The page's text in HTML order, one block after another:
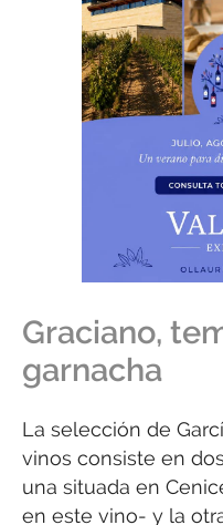
Graciano,
garnacha
La selección de
vinos consiste en
una situada en
en este vino- y la